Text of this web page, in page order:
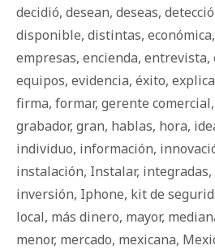
decidió, desean, deseas,
disponible, distintas, económica,
empresas, encienda, entrevista,
equipos, evidencia, éxito,
firma, formar, gerente comercial,
grabador, gran, hablas, hora,
individuo, información,
instalación, Instalar, integradas,
inversión, Iphone, kit de
local, más dinero, mayor,
menor, mercado, mexicana,